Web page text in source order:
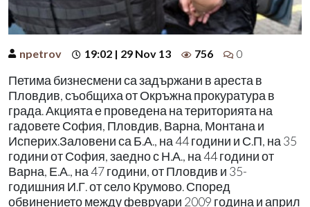
npetrov 19:02 | 29 Nov 13 756 0
Петима бизнесмени са задържани в ареста в
Пловдив, съобщиха от Окръжна прокуратура в
града. Акцията е проведена на територията на
гадовете София, Пловдив, Варна, Монтана и
Исперих.Заловени са Б.А., на 44 години и С.П, на 35
години от София, заедно с Н.А., на 44 години от
Варна, Е.А., на 47 години, от Пловдив и 35-
годишния И.Г. от село Крумово. Според
обвинението между февруари 2009 година и април